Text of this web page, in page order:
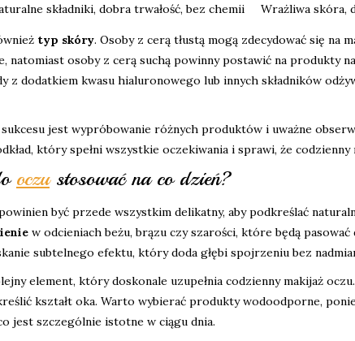
składniki, dobra trwałość, bez chemii Wrażliwa skóra,
typ skóry. Osoby z cerą tłustą mogą zdecydować się na
natomiast osoby z cerą suchą powinny postawić na produkty
z dodatkiem kwasu hialuronowego lub innych składników
jest wypróbowanie różnych produktów i uważne
który spełni wszystkie oczekiwania i sprawi, że
oczustosować na co dzień?
być przede wszystkim delikatny, aby podkreślać
w odcieniach beżu, brązu czy szarości, które będą
subtelnego efektu, który doda głębi spojrzeniu bez
element, który doskonale uzupełnia codzienny makijaż
kształt oka. Warto wybierać produkty wodoodporne,
jest szczególnie istotne w ciągu dnia.